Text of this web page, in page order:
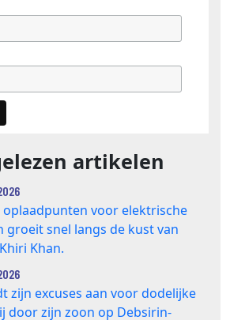
artikelen
oplaadpunten voor elektrische
groeit snel langs de kust van
Khan.
zijn excuses aan voor dodelijke
door zijn zoon op Debsirin-